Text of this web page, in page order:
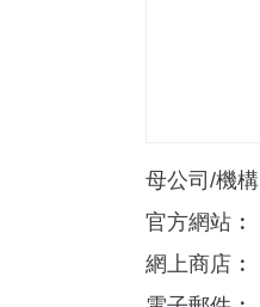
母公司/機構
官方網站
網上商店